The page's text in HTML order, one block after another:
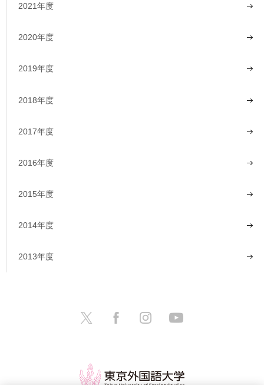
2021年度
2020年度
2019年度
2018年度
2017年度
2016年度
2015年度
2014年度
2013年度